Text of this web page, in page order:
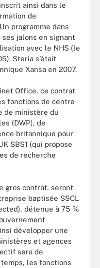
ainsi dans le
de
programme dans
jalons en signant
avec le NHS (le
Steria s’était
Xansa en 2007.
Office, ce contrat
fonctions de centre
de ministère du
(DWP), de
britannique pour
SBS1 (qui propose
de recherche
gros contrat, seront
baptisée SSCL
détenue à 75 %
développer une
et agences
sera de
les fonctions